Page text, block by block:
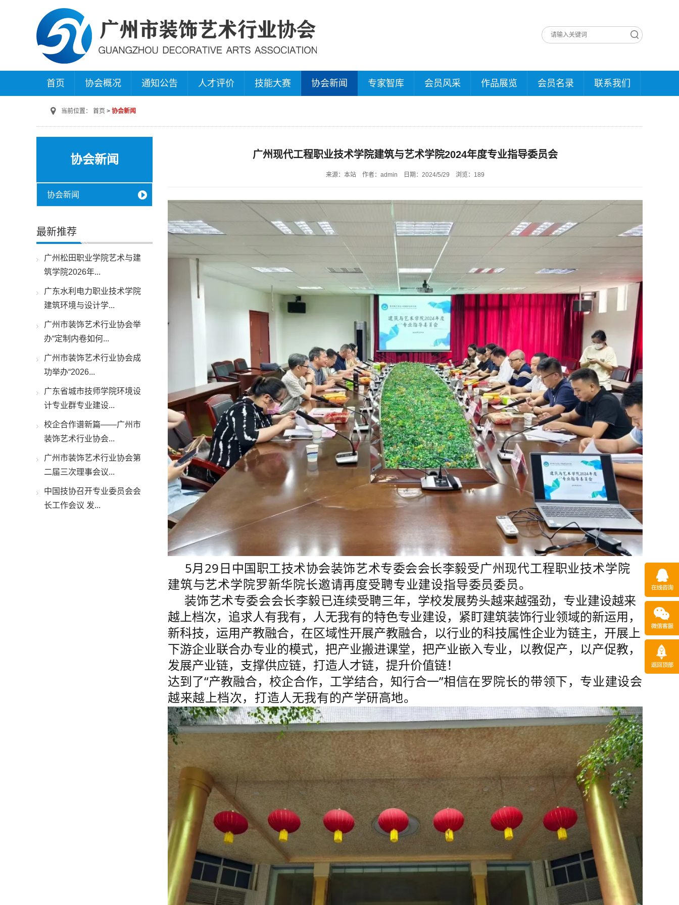
首页 协会概况 通知公告 人才评价 技能大赛 协会新闻 专家智库 会员风采 作品展览 会员名录 联系我们
当前位置： 首页 协会新闻
协会新闻
协会新闻
最新推荐
广州松田职业学院艺术与建
筑学院2026年...
广东水利电力职业技术学院
建筑环境与设计学...
广州市装饰艺术行业协会举
办“定制内卷如何...
广州市装饰艺术行业协会成
功举办“2026...
广东省城市技师学院环境设
计专业群专业建设...
校企合作谱新篇——广州市
装饰艺术行业协会...
广州市装饰艺术行业协会第
二届三次理事会议...
中国技协召开专业委员会会
长工作会议 发...
广州现代工程职业技术学院建筑与艺术学院2024年度专业指导委员会
来源：本站 作者：admin 日期：2024/5/29 浏览： 189
5月29日中国职工技术协会装饰艺术专委会会长李毅受广州现代工程职业技术学院
建筑与艺术学院罗新华院长邀请再度受聘专业建设指导委员委员。
装饰艺术专委会会长李毅已连续受聘三年，学校发展势头越来越强劲，专业建设越来
越上档次，追求人有我有，人无我有的特色专业建设，紧盯建筑装饰行业领域的新运用，
新科技，运用产教融合，在区域性开展产教融合，以行业的科技属性企业为链主，开展上
下游企业联合办专业的模式，把产业搬进课堂，把产业嵌入专业，以教促产，以产促教，
发展产业链，支撑供应链，打造人才链，提升价值链！
达到了“产教融合，校企合作，工学结合，知行合一”相信在罗院长的带领下，专业建设会
越来越上档次，打造人无我有的产学研高地。